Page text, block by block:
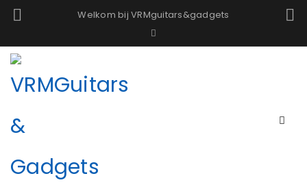
Welkom bij VRMguitars&gadgets